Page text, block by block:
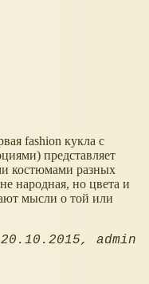
fashion кукла с
представляет
костюмами разных
народная, но цвета и
мысли о той или
20.10.2015 admin